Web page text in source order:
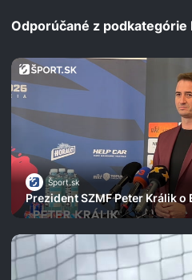
Odporúčané z podkategórie
Šport.sk
Prezident SZMF Peter Králik o